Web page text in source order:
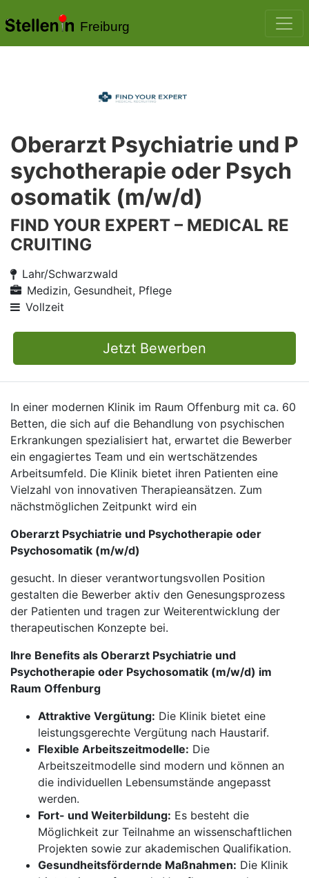
Freiburg
Oberarzt Psychiatrie und P
sychotherapie oder Psych
osomatik (m/w/d)
FIND YOUR EXPERT – MEDICAL RE
CRUITING
Lahr/Schwarzwald
Medizin, Gesundheit, Pflege
Vollzeit
Jetzt Bewerben
In einer modernen Klinik im Raum Offenburg mit ca. 60
Betten, die sich auf die Behandlung von psychischen
Erkrankungen spezialisiert hat, erwartet die Bewerber
ein engagiertes Team und ein wertschätzendes
Arbeitsumfeld. Die Klinik bietet ihren Patienten eine
Vielzahl von innovativen Therapieansätzen. Zum
nächstmöglichen Zeitpunkt wird ein
Oberarzt Psychiatrie und Psychotherapie oder
Psychosomatik (m/w/d)
gesucht. In dieser verantwortungsvollen Position
gestalten die Bewerber aktiv den Genesungsprozess
der Patienten und tragen zur Weiterentwicklung der
therapeutischen Konzepte bei.
Ihre Benefits als Oberarzt Psychiatrie und
Psychotherapie oder Psychosomatik (m/w/d) im
Raum Offenburg
Attraktive Vergütung: Die Klinik bietet eine
leistungsgerechte Vergütung nach Haustarif.
Flexible Arbeitszeitmodelle: Die
Arbeitszeitmodelle sind modern und können an
die individuellen Lebensumstände angepasst
werden.
Fort- und Weiterbildung: Es besteht die
Möglichkeit zur Teilnahme an wissenschaftlichen
Projekten sowie zur akademischen Qualifikation.
Gesundheitsfördernde Maßnahmen: Die Klinik